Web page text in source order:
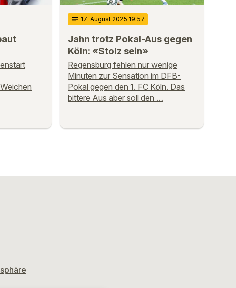
notes 17. August 2025 19:57
Jahn trotz Pokal-Aus gegen
Köln: «Stolz sein»
Regensburg fehlen nur wenige
Minuten zur Sensation im DFB-
Pokal gegen den 1. FC Köln. Das
bittere Aus aber soll den …